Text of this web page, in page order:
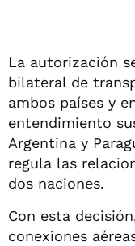
La autorización
bilateral de
ambos países y
entendimiento
Argentina y
regula las
dos naciones.
Con esta
conexiones